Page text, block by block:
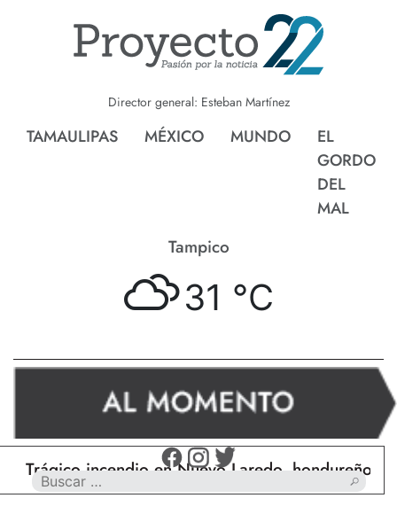
Director general: Esteban Martínez
TAMAULIPAS MÉXICO MUNDO
EL
GORDO
DEL
MAL
Tampico
31 °C
incendio en Nuevo Laredo, hondureño muere